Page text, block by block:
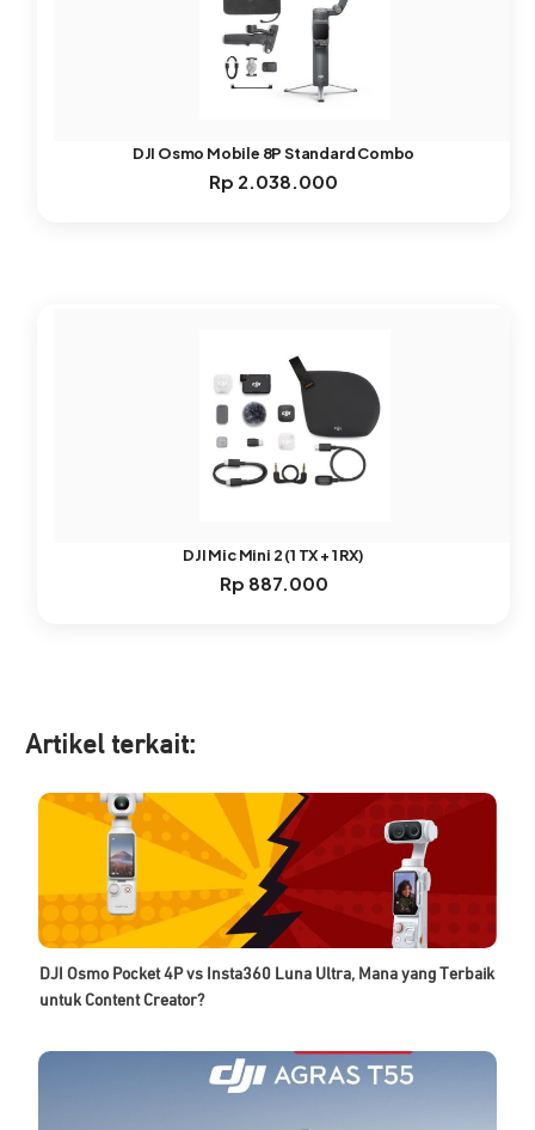
DJI Osmo Mobile 8P Standard Combo
Rp 2.038.000
DJI Mic Mini 2 (1 TX + 1 RX)
Rp 887.000
Artikel terkait:
DJI Osmo Pocket 4P vs Insta360 Luna Ultra, Mana yang Terbaik
untuk Content Creator?